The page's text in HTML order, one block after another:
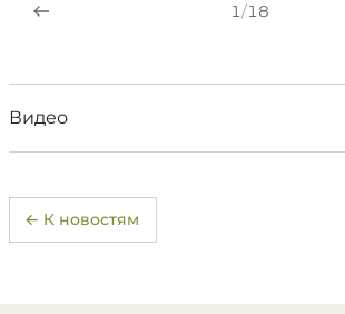
1/18
Видео
← К новостям